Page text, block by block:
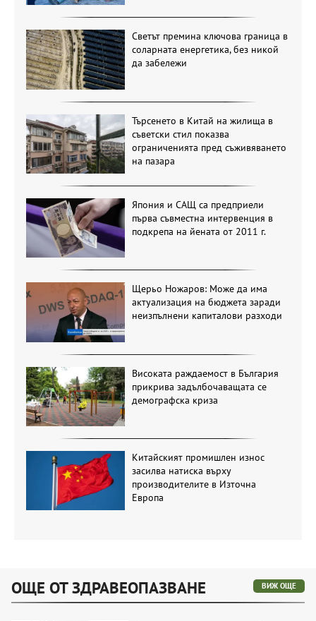
Светът премина ключова граница в
соларната енергетика, без никой
да забележи
Търсенето в Китай на жилища в
съветски стил показва
ограниченията пред съживяването
на пазара
Япония и САЩ са предприели
първа съвместна интервенция в
подкрепа на йената от 2011 г.
Щерьо Ножаров: Може да има
актуализация на бюджета заради
неизпълнени капиталови разходи
Високата раждаемост в България
прикрива задълбочаващата се
демографска криза
Китайският промишлен износ
засилва натиска върху
производителите в Източна
Европа
ОЩЕ ОТ ЗДРАВЕОПАЗВАНЕ ВИЖ ОЩЕ